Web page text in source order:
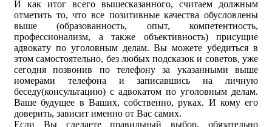
И как итог всего вышесказанного, считаем должным
отметить то, что все позитивные качества обусловлены
выше (образованность, опыт, компетентность,
профессионализм, а также объективность) присущие
адвокату по уголовным делам. Вы можете убедиться в
этом самостоятельно, без любых подсказок и советов, уже
сегодня позвонив по телефону за указанными выше
номерами телефона и записавшись на личную
беседу(консультацию) с адвокатом по уголовным делам.
Ваше будущее в Ваших, собственно, руках. И кому его
доверить, зависит именно от Вас самих.
Если Вы сделаете правильный выбор, обязательно